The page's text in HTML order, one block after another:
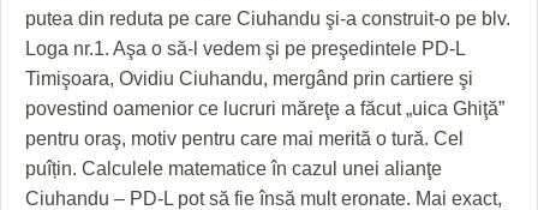
FARMACII DIN TIMIŞOARA
HARTA TIMIŞOAREI
putea din reduta pe care Ciuhandu şi-a construit-o pe blv.
Loga nr.1. Aşa o să-l vedem şi pe preşedintele PD-L
Timişoara, Ovidiu Ciuhandu, mergând prin cartiere şi
povestind oamenior ce lucruri măreţe a făcut „uica Ghiţă”
pentru oraş, motiv pentru care mai merită o tură. Cel
puîțin. Calculele matematice în cazul unei alianţe
Ciuhandu – PD-L pot să fie însă mult eronate. Mai exact,